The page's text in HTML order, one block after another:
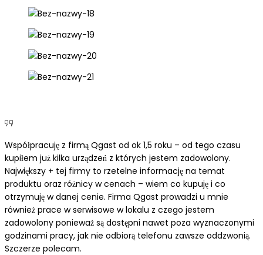
Współpracuję z firmą Qgast od ok 1,5 roku – od tego czasu
kupiłem już kilka urządzeń z których jestem zadowolony.
Największy + tej firmy to rzetelne informację na temat
produktu oraz różnicy w cenach – wiem co kupuję i co
otrzymuję w danej cenie. Firma Qgast prowadzi u mnie
również prace w serwisowe w lokalu z czego jestem
zadowolony ponieważ są dostępni nawet poza wyznaczonymi
godzinami pracy, jak nie odbiorą telefonu zawsze oddzwonią.
Szczerze polecam.